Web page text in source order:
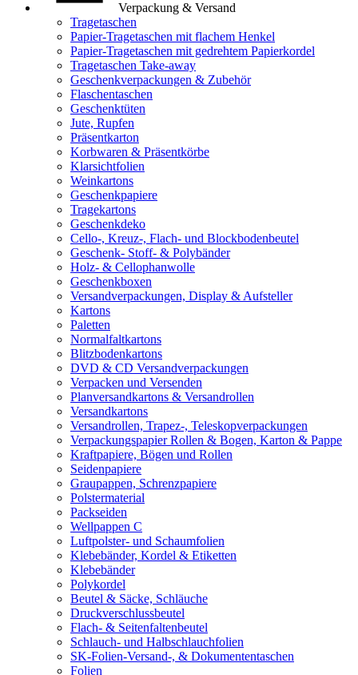
Verpackung & Versand
Tragetaschen
Papier-Tragetaschen mit flachem Henkel
Papier-Tragetaschen mit gedrehtem Papierkordel
Tragetaschen Take-away
Geschenkverpackungen & Zubehör
Flaschentaschen
Geschenktüten
Jute, Rupfen
Präsentkarton
Korbwaren & Präsentkörbe
Klarsichtfolien
Weinkartons
Geschenkpapiere
Tragekartons
Geschenkdeko
Cello-, Kreuz-, Flach- und Blockbodenbeutel
Geschenk- Stoff- & Polybänder
Holz- & Cellophanwolle
Geschenkboxen
Versandverpackungen, Display & Aufsteller
Kartons
Paletten
Normalfaltkartons
Blitzbodenkartons
DVD & CD Versandverpackungen
Verpacken und Versenden
Planversandkartons & Versandrollen
Versandkartons
Versandrollen, Trapez-, Teleskopverpackungen
Verpackungspapier Rollen & Bogen, Karton & Pappe
Kraftpapiere, Bögen und Rollen
Seidenpapiere
Graupappen, Schrenzpapiere
Polstermaterial
Packseiden
Wellpappen C
Luftpolster- und Schaumfolien
Klebebänder, Kordel & Etiketten
Klebebänder
Polykordel
Beutel & Säcke, Schläuche
Druckverschlussbeutel
Flach- & Seitenfaltenbeutel
Schlauch- und Halbschlauchfolien
SK-Folien-Versand-, & Dokumententaschen
Folien